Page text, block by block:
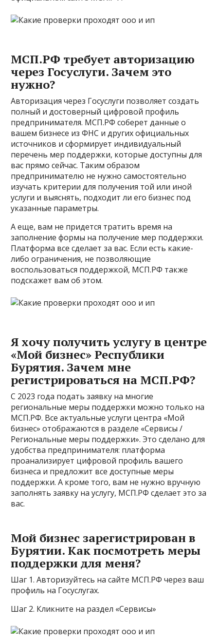
МСП.РФ требует авторизацию
через Госуслуги. Зачем это
нужно?
Авторизация через Госуслуги позволяет создать
полный и достоверный цифровой профиль
предпринимателя. МСП.РФ соберет данные о
вашем бизнесе из ФНС и других официальных
источников и сформирует индивидуальный
перечень мер поддержки, которые доступны для
вас прямо сейчас. Таким образом
предпринимателю не нужно самостоятельно
изучать критерии для получения той или иной
услуги и выяснять, подходит ли его бизнес под
указанные параметры.
А еще, вам не придется тратить время на
заполнение формы на получение мер поддержки.
Платформа все сделает за вас. Если есть какие-
либо ограничения, не позволяющие
воспользоваться поддержкой, МСП.РФ также
подскажет вам об этом.
Я хочу получить услугу в центре
«Мой бизнес» Республики
Бурятия. Зачем мне
регистрироваться на МСП.РФ?
С 2023 года подать заявку на многие
региональные меры поддержки можно только на
МСП.РФ. Все актуальные услуги центра «Мой
бизнес» отображаются в разделе «Сервисы /
Региональные меры поддержки». Это сделано для
удобства предпринимателя: платформа
проанализирует цифровой профиль вашего
бизнеса и предложит все доступные меры
поддержки. А кроме того, вам не нужно вручную
заполнять заявку на услугу, МСП.РФ сделает это за
вас.
Мой бизнес зарегистрирован в
Бурятии. Как посмотреть меры
поддержки для меня?
Шаг 1. Авторизуйтесь на сайте МСП.РФ через ваш
профиль на Госуслугах.
Шаг 2. Кликните на раздел «Сервисы»